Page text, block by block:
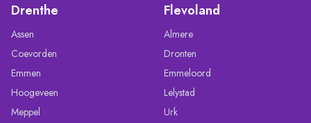
Drenthe
Assen
Coevorden
Emmen
Hoogeveen
Meppel
Flevoland
Almere
Dronten
Emmeloord
Lelystad
Urk